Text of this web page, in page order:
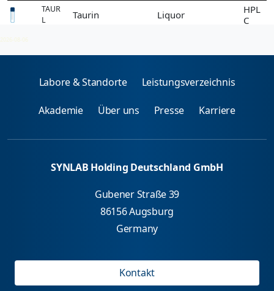
TAUR
L
Taurin Liquor
HPL
C
2026-08-06
Labore & Standorte Leistungsverzeichnis
Akademie Über uns Presse Karriere
SYNLAB Holding Deutschland GmbH
Gubener Straße 39
86156 Augsburg
Germany
Kontakt